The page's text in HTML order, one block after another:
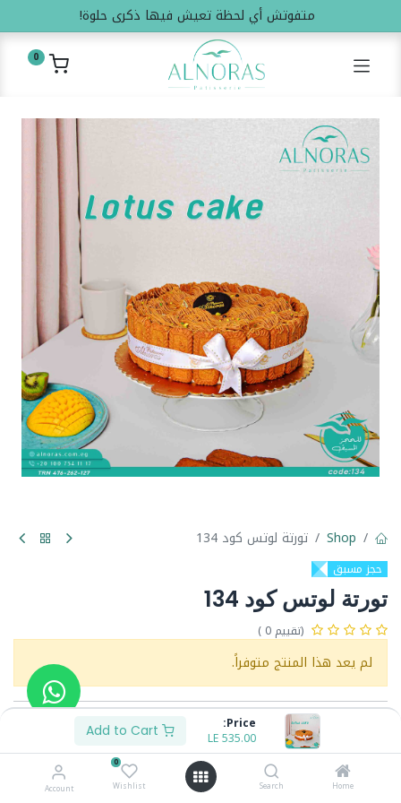
Price:
535.00
LE
Home
Search
0
Wishlist
Account
متفوتش أي لحظة تعيش فيها ذكرى حلوة!
0
Shop تورتة لوتس كود 134
حجز مسبق
تورتة لوتس كود 134
(تقييم 0 )
لم يعد هذا المنتج متوفراً.
Terms and Conditions :